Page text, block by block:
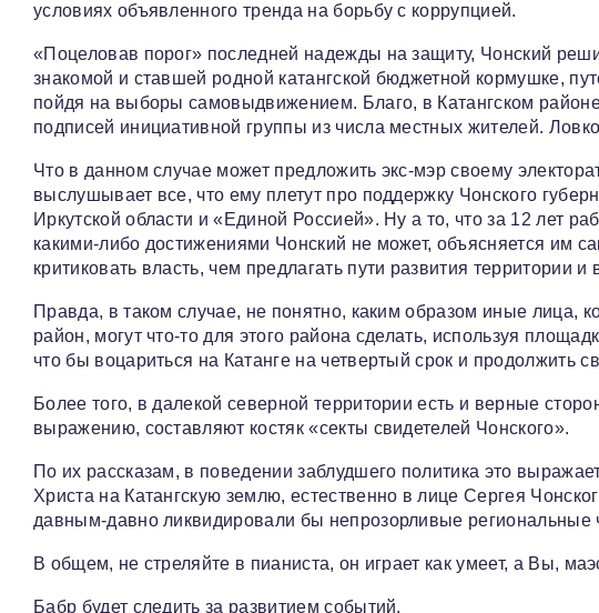
условиях объявленного тренда на борьбу с коррупцией.
«Поцеловав порог» последней надежды на защиту, Чонский
знакомой и ставшей родной катангской бюджетной кормушке,
пойдя на выборы самовыдвижением. Благо, в Катангском
подписей инициативной группы из числа местных жителей.
Что в данном случае может предложить экс-мэр своему
выслушывает все, что ему плетут про поддержку Чонского
Иркутской области и «Единой Россией». Ну а то, что за 12 лет
какими-либо достижениями Чонский не может, объясняется им
критиковать власть, чем предлагать пути развития территории
Правда, в таком случае, не понятно, каким образом иные лица,
район, могут что-то для этого района сделать, используя
что бы воцариться на Катанге на четвертый срок и продолжить
Более того, в далекой северной территории есть и верные
выражению, составляют костяк «секты свидетелей Чонского».
По их рассказам, в поведении заблудшего политика это
Христа на Катангскую землю, естественно в лице Сергея
давным-давно ликвидировали бы непрозорливые региональные
В общем, не стреляйте в пианиста, он играет как умеет, а Вы,
Бабр будет следить за развитием событий.